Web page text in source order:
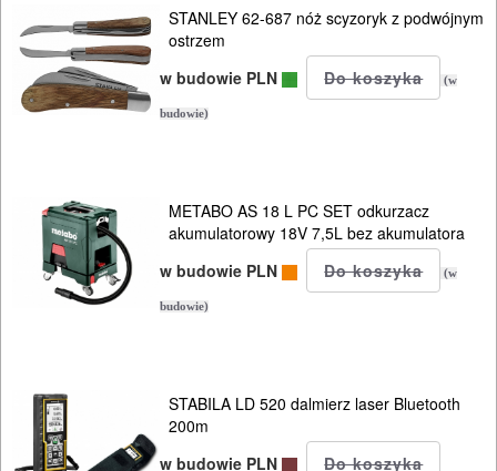
DREWNA
OBRÓBKA
METALU
RĘCZNE
NARZĘDZIA
NARZĘDZIA
INSTALACYJNE,
STANLEY 62-687 nóż scyzoryk z podwójnym
ostrzem
w budowie PLN
(w
budowie)
METABO AS 18 L PC SET odkurzacz
akumulatorowy 18V 7,5L bez akumulatora
w budowie PLN
(w
budowie)
STABILA LD 520 dalmierz laser Bluetooth
200m
w budowie PLN